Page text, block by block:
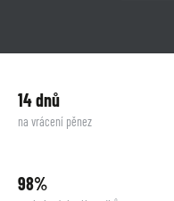
14 dnů
na vrácení pěnez
98%